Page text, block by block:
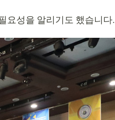
요성을 알리기도 했습니다.